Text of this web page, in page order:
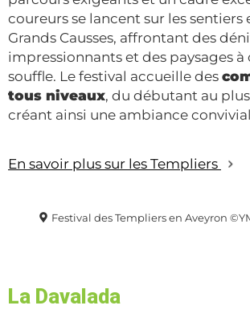
coureurs se lancent sur les sentiers
Grands Causses, affrontant des
impressionnants et des paysages à
souffle. Le festival accueille des
tous niveaux, du débutant au
créant ainsi une ambiance
En savoir plus sur les Templiers
Festival des Templiers en Aveyron
La Davalada